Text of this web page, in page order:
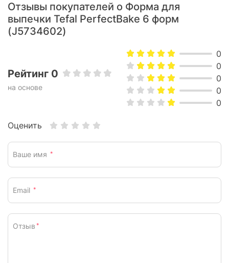
Отзывы покупателей о Форма для
выпечки Tefal PerfectBake 6 форм
(J5734602)
Рейтинг 0
на основе
0
0
0
0
0
Оценить
Ваше имя *
Email *
Отзыв *